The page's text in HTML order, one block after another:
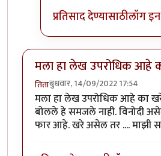
प्रतिसाद देण्यासाठीलॉग
मला हा लेख उपरोधिक आहे
तिताबुधवार, 14/09/2022 17:54
मला हा लेख उपरोधिक आहे का
बोलले हे समजले नाही. विनोदी
फार आहे. खरे असेल तर .... माझी